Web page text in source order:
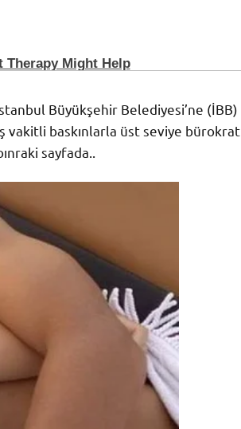
Büyükşehir Belediyesi’ne (İBB)
vakitli baskınlarla üst seviye bürokrat
sayfada..